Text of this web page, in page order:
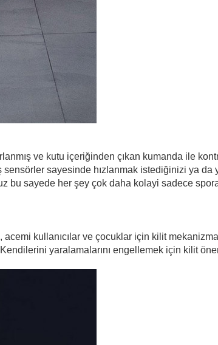
ve kutu içeriğinden çıkan kumanda ile
sayesinde hızlanmak istediğinizi ya da
bu sayede her şey çok daha kolayi sadece
kullanıcılar ve çocuklar için kilit
yaralamalarını engellemek için kilit